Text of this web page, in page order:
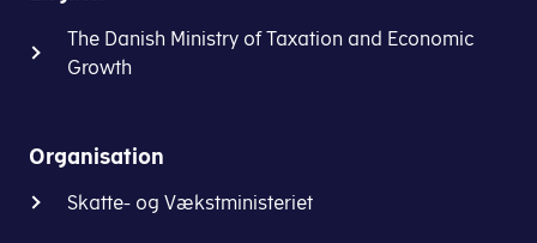
The Danish Ministry of Taxation and Economic
Growth
Organisation
Skatte- og Vækstministeriet